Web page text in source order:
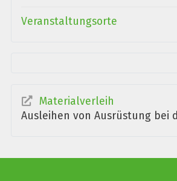
Veranstaltungsorte
Materialverleih
Ausleihen von Ausrüstung bei